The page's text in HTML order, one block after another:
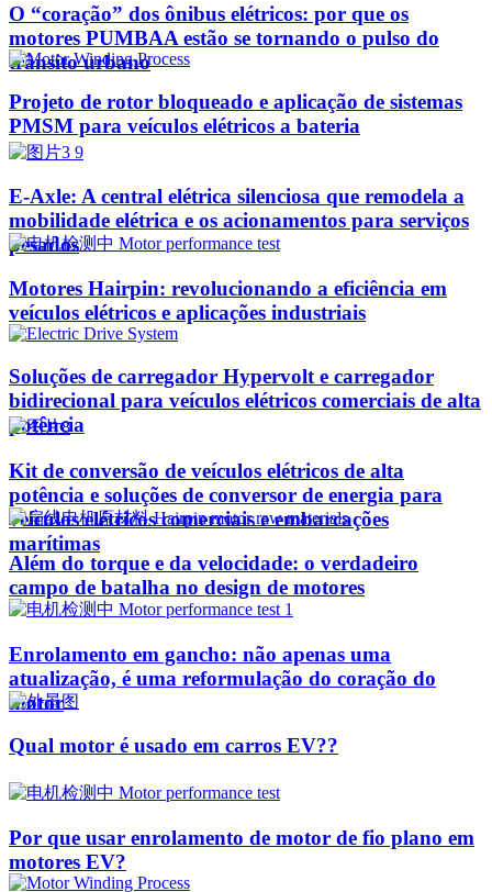
O “coração” dos ônibus elétricos: por que os
motores PUMBAA estão se tornando o pulso do
trânsito urbano
Projeto de rotor bloqueado e aplicação de sistemas
PMSM para veículos elétricos a bateria
E-Axle: A central elétrica silenciosa que remodela a
mobilidade elétrica e os acionamentos para serviços
pesados
Motores Hairpin: revolucionando a eficiência em
veículos elétricos e aplicações industriais
Soluções de carregador Hypervolt e carregador
bidirecional para veículos elétricos comerciais de alta
potência
Kit de conversão de veículos elétricos de alta
potência e soluções de conversor de energia para
veículos elétricos comerciais e embarcações
marítimas
Além do torque e da velocidade: o verdadeiro
campo de batalha no design de motores
Enrolamento em gancho: não apenas uma
atualização, é uma reformulação do coração do
motor
Qual motor é usado em carros EV??
Por que usar enrolamento de motor de fio plano em
motores EV?